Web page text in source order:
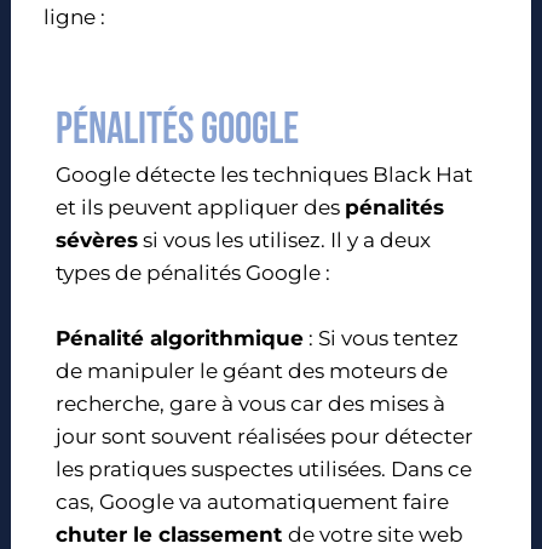
ligne :
Pénalités google
Google détecte les techniques Black Hat
et ils peuvent appliquer des pénalités
sévères si vous les utilisez. Il y a deux
types de pénalités Google :
Pénalité algorithmique : Si vous tentez
de manipuler le géant des moteurs de
recherche, gare à vous car des mises à
jour sont souvent réalisées pour détecter
les pratiques suspectes utilisées. Dans ce
cas, Google va automatiquement faire
chuter le classementde votre site web